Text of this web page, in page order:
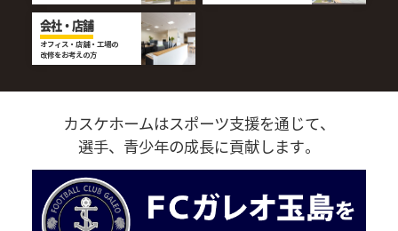
会社・店舗
オフィス・店舗・工場の
改修をお考えの方
カスケホームはスポーツ支援を通じて、
選手、青少年の成長に貢献します。